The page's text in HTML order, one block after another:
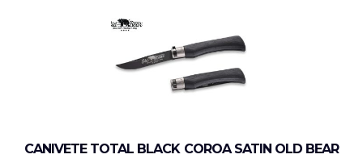
CANIVETE TOTAL BLACK COROA SATIN OLD BEAR